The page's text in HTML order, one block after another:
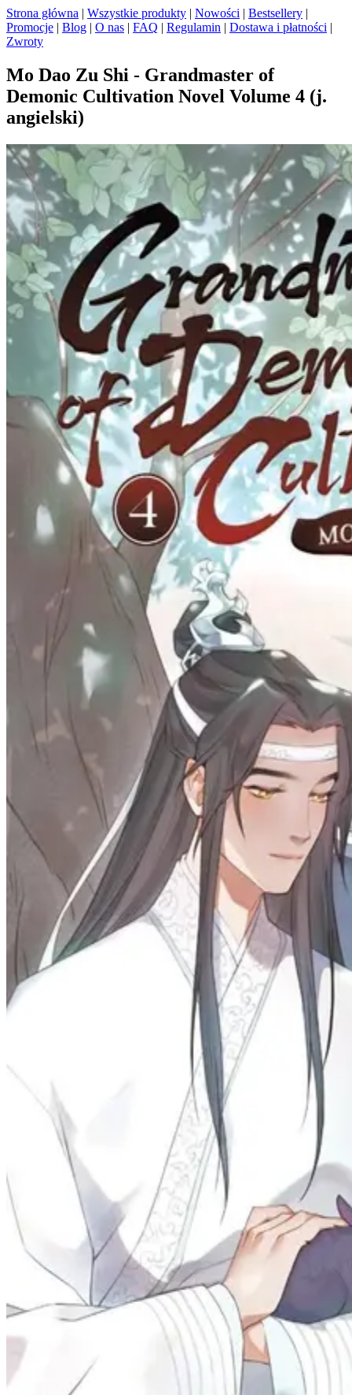
Strona główna | Wszystkie produkty | Nowości | Bestsellery |
Promocje | Blog | O nas | FAQ | Regulamin | Dostawa i płatności |
Zwroty
Mo Dao Zu Shi - Grandmaster of
Demonic Cultivation Novel Volume 4 (j.
angielski)